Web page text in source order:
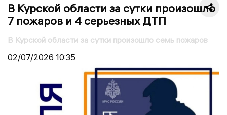
В Курской области за сутки произошло
7 пожаров и 4 серьезных ДТП
В Курской области за сутки произошло семь пожаров
02/07/2026 10:35